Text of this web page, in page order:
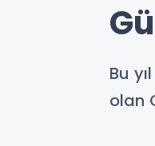
Bu
olan